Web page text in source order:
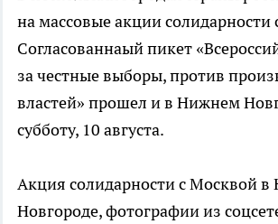
на массовые акции солидарности
Согласованнаый пикет
за честные выборы, против
властей» прошел и в Нижнем
субботу, 10 августа.
Акция солидарности с Москвой
Новгороде, фотографии из